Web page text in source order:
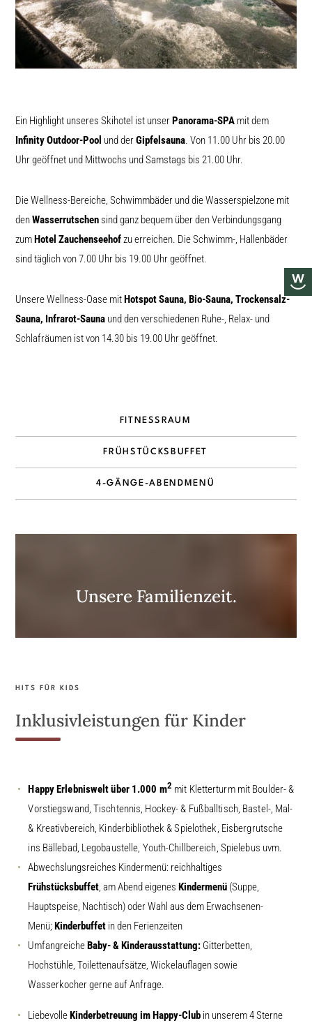
Ein Highlight unseres Skihotel ist unserPanorama-SPA mit dem
Infinity Outdoor-Pool und derGipfelsauna. Von 11.00 Uhr bis 20.00
Uhr geöffnet und Mittwochs und Samstags bis 21.00 Uhr.
Die Wellness-Bereiche, Schwimmbäder und die Wasserspielzone mit
denWasserrutschen sind ganz bequem über den Verbindungsgang
zumHotel Zauchenseehofzu erreichen. Die Schwimm-, Hallenbäder
sind täglich von 7.00 Uhr bis 19.00 Uhr geöffnet.
Unsere Wellness-Oase mitHotspot Sauna, Bio-Sauna, Trockensalz-
Sauna, Infrarot-Sauna und den verschiedenen Ruhe-, Relax- und
Schlafräumen ist von 14.30 bis 19.00 Uhr geöffnet.
FITNESSRAUM
FRÜHSTÜCKSBUFFET
4-GÄNGE-ABENDMENÜ
Unsere Familienzeit.
HITS FÜR KIDS
Inklusivleistungen für Kinder
Happy Erlebniswelt über 1.000 m2 mit Kletterturm mit Boulder- &
Vorstiegswand, Tischtennis, Hockey- & Fußballtisch, Bastel-, Mal-
& Kreativbereich, Kinderbibliothek & Spielothek, Eisbergrutsche
ins Bällebad, Legobaustelle, Youth-Chillbereich, Spielebus uvm.
Abwechslungsreiches Kindermenü: reichhaltiges
Frühstücksbuffet, am Abend eigenesKindermenü (Suppe,
Hauptspeise, Nachtisch) oder Wahl aus dem Erwachsenen-
Menü;Kinderbuffet in den Ferienzeiten
UmfangreicheBaby- & Kinderausstattung: Gitterbetten,
Hochstühle, Toilettenaufsätze, Wickelauflagen sowie
Wasserkocher gerne auf Anfrage.
LiebevolleKinderbetreuung im Happy-Club in unserem 4 Sterne